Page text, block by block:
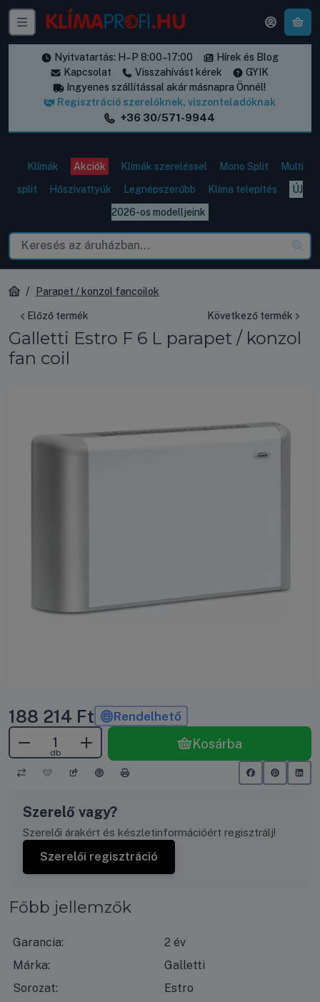
Nyitvatartás: H–P 8:00–17:00
Hírek és Blog
Kapcsolat
Visszahívást kérek
GYIK
Ingyenes szállítással akár másnapra Önnél!
Regisztráció szerelőknek, viszonteladóknak
+36 30/571-9944
Klímák Akciók Klímák szereléssel Mono Split
Multi
split
Hőszivattyúk Legnépszerűbb Klíma telepítés
ÚJ
2026-os modelljeink
Parapet / konzol fancoilok
Előző termék Következő termék
Galletti Estro F 6 L parapet / konzol
fan coil
188 214 Ft Rendelhető
db
Kosárba
Szerelő vagy?
Szerelői árakért és készletinformációért regisztrálj!
Szerelői regisztráció
Főbb jellemzők
Garancia:
2 év
Márka:
Galletti
Sorozat:
Estro